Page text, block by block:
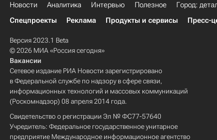
Новости Аналитика Интервью Полезное
Город:
Спецпроекты
Реклама Продукты и сервисы Пресс-
Версия 2023.1 Beta
© 2026 МИА «Россия сегодня»
Вакансии
Сетевое издание РИА Новости зарегистрировано
в Федеральной службе по надзору в сфере связи,
информационных технологий и массовых коммуникаций
(Роскомнадзор) 08 апреля 2014 года.
Свидетельство о регистрации Эл № ФС77-57640
Учредитель: Федеральное государственное унитарное
предприятие Международное информационное агентство